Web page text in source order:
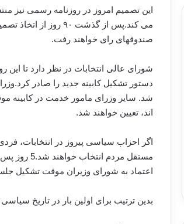
این تصمیم امروز در روزنامه رسمی نیز
می کند.پس از گذشت
صندوقهای رای خواهند رفت.
دستور تشکیل کابینه جدید را صادر
شد. سایر وزرای مامور خدمت در کابینه
اند، تعیین خواهند شد.
اگر احزاب سیاسی پیروز در انتخابات،
مستقل
اعتماد به شورای وزیران موقت تشکیل
بدین ترتیب برای اولین بار در تاریخ